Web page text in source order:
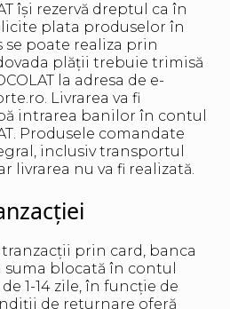
își rezervă dreptul ca în
plata produselor în
se poate realiza prin
plății trebuie trimisă
la adresa de e-
Livrarea va fi
intrarea banilor în contul
Produsele comandate
inclusiv transportul
livrarea nu va fi realizată.
prin card, banca
blocată în contul
1-14 zile, în funcție de
de returnare oferă